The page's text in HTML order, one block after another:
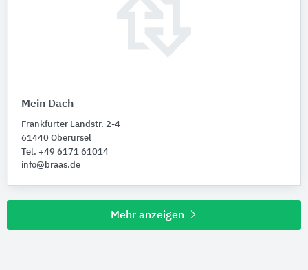
Mein Dach
Frankfurter Landstr. 2-4
61440 Oberursel
Tel. +49 6171 61014
info@braas.de
Mehr anzeigen